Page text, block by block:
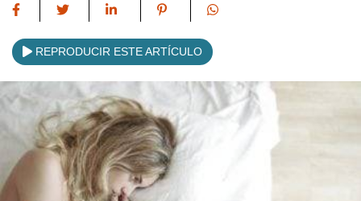
REPRODUCIR ESTE ARTÍCULO